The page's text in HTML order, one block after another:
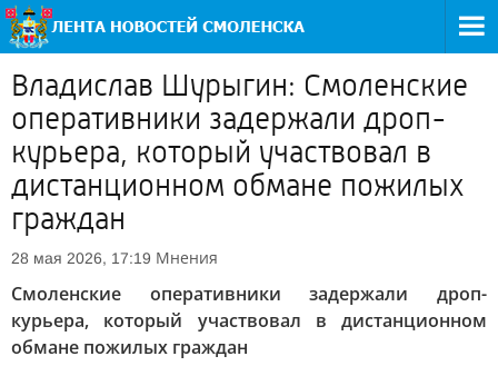
Владислав Шурыгин: Смоленские
оперативники задержали дроп-
курьера, который участвовал в
дистанционном обмане пожилых
граждан
28 мая 2026, 17:19 Мнения
Смоленские оперативники задержали дроп-
курьера, который участвовал в дистанционном
обмане пожилых граждан